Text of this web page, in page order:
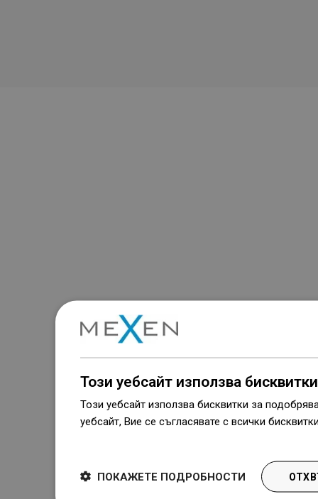
Този уебсайт използва бисквитки
Този уебсайт използва бисквитки за
уебсайт, Вие се съгласявате с всички
ПОКАЖЕТЕ ПОДРОБНОСТИ